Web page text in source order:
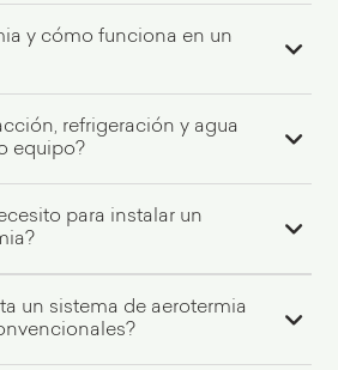
y cómo funciona en un
agua para captar la energía
eléctrico y alta eficiencia.
refrigeración y agua
equipo?
y agua caliente sanitaria (ACS)
para instalar un
el espacio requerido es
un sistema de aerotermia